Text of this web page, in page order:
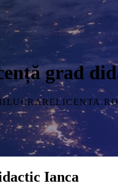
grad
Ianca